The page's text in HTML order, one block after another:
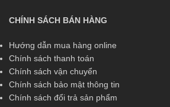
CHÍNH SÁCH BÁN HÀNG
Hướng dẫn mua hàng online
Chính sách thanh toán
Chính sách vận chuyển
Chính sách bảo mật thông tin
Chính sách đổi trả sản phẩm